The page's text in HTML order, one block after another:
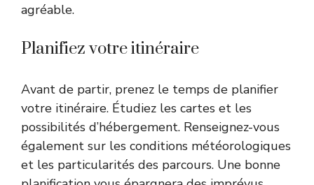
agréable.
Planifiez votre itinéraire
Avant de partir, prenez le temps de planifier
votre itinéraire. Étudiez les cartes et les
possibilités d’hébergement. Renseignez-vous
également sur les conditions météorologiques
et les particularités des parcours. Une bonne